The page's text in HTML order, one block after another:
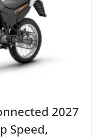
2027
Speed,